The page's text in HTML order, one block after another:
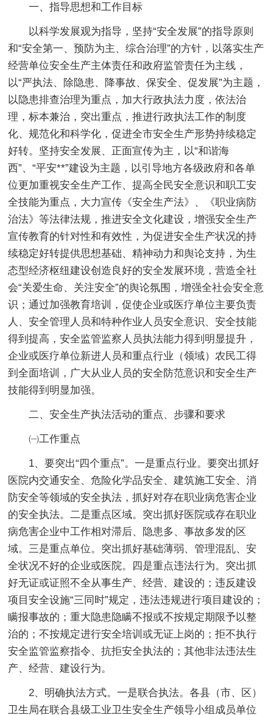
一、指导思想和工作目标
以科学发展观为指导，坚持“安全发展”的指导原则
和“安全第一、预防为主、综合治理”的方针，以落实生产
经营单位安全生产主体责任和政府监管责任为主线，
以“严执法、除隐患、降事故、保安全、促发展”为主题，
以隐患排查治理为重点，加大行政执法力度，依法治
理，标本兼治，突出重点，推进行政执法工作的制度
化、规范化和科学化，促进全市安全生产形势持续稳定
好转。坚持安全发展、正面宣传为主，以“和谐海
西”、“平安**”建设为主题，以引导地方各级政府和各单
位更加重视安全生产工作、提高全民安全意识和职工安
全技能为重点，大力宣传《安全生产法》、《职业病防
治法》等法律法规，推进安全文化建设，增强安全生产
宣传教育的针对性和有效性，为促进安全生产状况的持
续稳定好转提供思想基础、精神动力和舆论支持，为生
态型经济枢纽建设创造良好的安全发展环境，营造全社
会“关爱生命、关注安全”的舆论氛围，增强全社会安全意
识；通过加强教育培训，促使企业或医疗单位主要负责
人、安全管理人员和特种作业人员安全意识、安全技能
得到提高，安全监管监察人员执法能力得到明显提升，
企业或医疗单位新进人员和重点行业（领域）农民工得
到全面培训，广大从业人员的安全防范意识和安全生产
技能得到明显加强。
二、安全生产执法活动的重点、步骤和要求
㈠工作重点
1、要突出“四个重点”。一是重点行业。要突出抓好
医院内交通安全、危险化学品安全、建筑施工安全、消
防安全等领域的安全执法，抓好对存在职业病危害企业
的安全执法。二是重点区域。突出抓好医院或存在职业
病危害企业中工作相对滞后、隐患多、事故多发的区
域。三是重点单位。突出抓好基础薄弱、管理混乱、安
全状况不好的企业或医院。四是重点违法行为。突出抓
好无证或证照不全从事生产、经营、建设的；违反建设
项目安全设施“三同时”规定，违法违规进行项目建设的；
瞒报事故的；重大隐患隐瞒不报或不按规定期限予以整
治的；不按规定进行安全培训或无证上岗的；拒不执行
安全监管监察指令、抗拒安全执法的；其他非法违法生
产、经营、建设行为。
2、明确执法方式。一是联合执法。各县（市、区）
卫生局在联合县级工业卫生安全生产领导小组成员单位